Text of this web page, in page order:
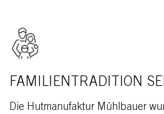
FAMILIENTRADITION
Die Hutmanufaktur Mühlbauer